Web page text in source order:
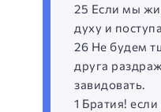
25 Если мы
духу и
26 Не будем
друга
завидовать.
1 Братия!